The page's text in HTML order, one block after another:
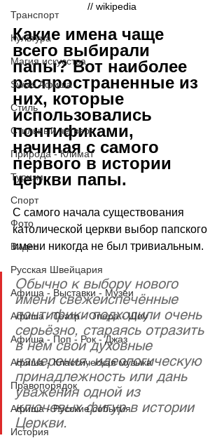
Транспорт
Культура
Магия искусства
Swiss Афиша
Стиль
Стильный четверг
Природа - Климат
Туризм
Спорт
Фото
Видео
Русская Швейцария
Афиша - Выставки - Музеи
Афиша - Театр - Опера - Шоу
Афиша - Поп - Рок - Джаз
Афиша - Классическая музыка
Правопорядок
Афиша - Русские события
История
// wikipedia
Какие имена чаще
всего выбирали
папы? Вот наиболее
распространенные из
них, которые
использовались
понтификами,
начиная с самого
первого в истории
церкви папы.
С самого начала существования
католической церкви выбор папского
имени никогда не был тривиальным.
Обычно к выбору нового
имени свежеиспечённые
понтифики подходили очень
серьёзно, стараясь отразить
в нём свои духовные
намерения, идеологическую
принадлежность или дань
уважения одной из
ключевых фигур в истории
Церкви.